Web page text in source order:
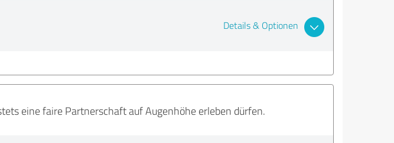
Details & Optionen
eine faire Partnerschaft auf Augenhöhe erleben dürfen.